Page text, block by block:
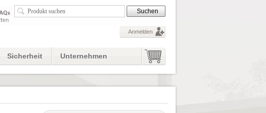
Sicherheit Unternehmen
Anmelden